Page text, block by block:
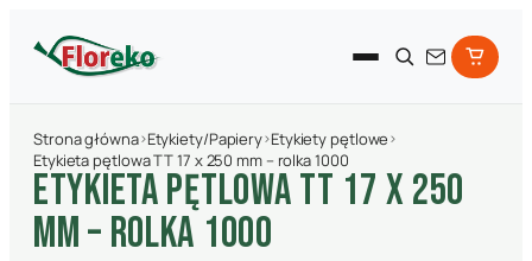
Strona główna›Etykiety/Papiery›Etykiety pętlowe›
Etykieta pętlowa TT 17 x 250 mm – rolka 1000
ETYKIETA PęTLOWA TT 17 X 250
MM – ROLKA 1000